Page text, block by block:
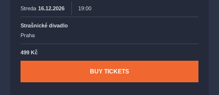
Streda 16.12.2026 19:00
Strašnické divadlo
Praha
499 Kč
BUY TICKETS